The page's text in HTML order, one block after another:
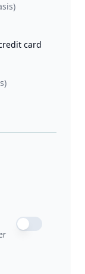
card